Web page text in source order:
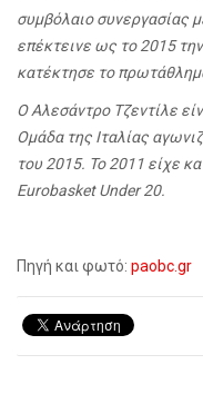
συμβόλαιο συνεργασίας
επέκτεινε ως το 2015
κατέκτησε το
Ο Αλεσάντρο Τζεντίλε
Ομάδα της Ιταλίας
του 2015. Το 2011 είχε
Eurobasket Under 20.
Πηγή και φωτό: paobc.gr